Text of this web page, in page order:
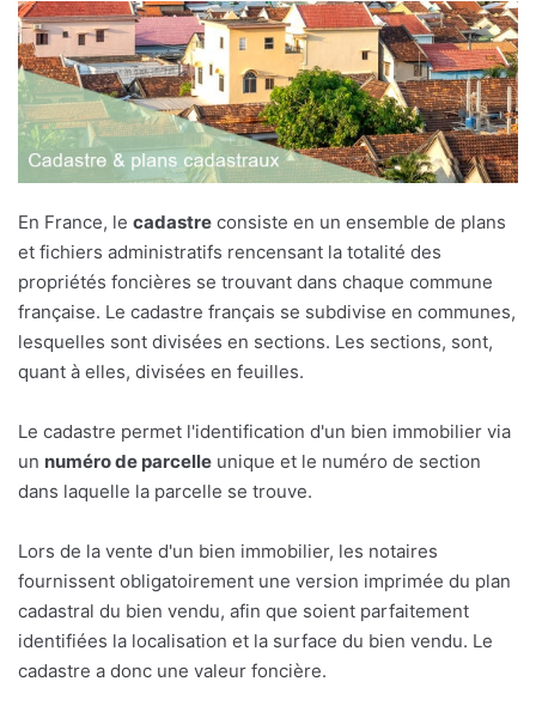
En France, le cadastre consiste en un ensemble de plans
et fichiers administratifs rencensant la totalité des
propriétés foncières se trouvant dans chaque commune
française. Le cadastre français se subdivise en communes,
lesquelles sont divisées en sections. Les sections, sont,
quant à elles, divisées en feuilles.
Le cadastre permet l'identification d'un bien immobilier via
un numéro de parcelle unique et le numéro de section
dans laquelle la parcelle se trouve.
Lors de la vente d'un bien immobilier, les notaires
fournissent obligatoirement une version imprimée du plan
cadastral du bien vendu, afin que soient parfaitement
identifiées la localisation et la surface du bien vendu. Le
cadastre a donc une valeur foncière.